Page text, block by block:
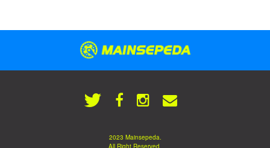
2023 Mainsepeda.
All Right Reserved.